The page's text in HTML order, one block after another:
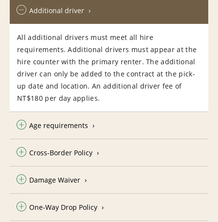
Additional driver
All additional drivers must meet all hire
requirements. Additional drivers must appear at the
hire counter with the primary renter. The additional
driver can only be added to the contract at the pick-
up date and location. An additional driver fee of
NT$180 per day applies.
Age requirements
Cross-Border Policy
Damage Waiver
One-Way Drop Policy